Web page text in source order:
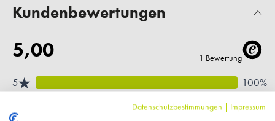
Kundenbewertungen
Datenschutzbestimmungen | Impressum